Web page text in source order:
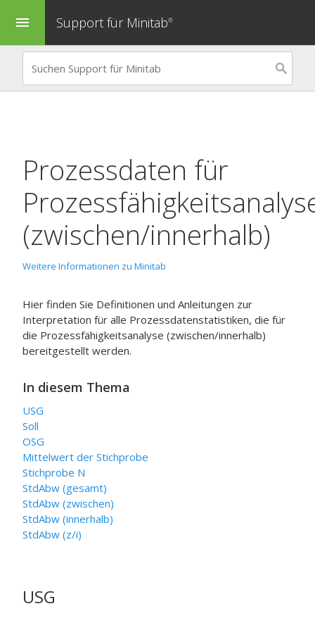
menu Support für Minitab®
Prozessdaten für
(zwischen/innerhalb)
Weitere Informationen zu Minitab
Hier finden Sie Definitionen und Anleitungen zur
Interpretation für alle Prozessdatenstatistiken, die für
die Prozessfähigkeitsanalyse (zwischen/innerhalb)
bereitgestellt werden.
In diesem Thema
USG
Soll
OSG
Mittelwert der Stichprobe
Stichprobe N
StdAbw (gesamt)
StdAbw (zwischen)
StdAbw (innerhalb)
StdAbw (z/i)
USG